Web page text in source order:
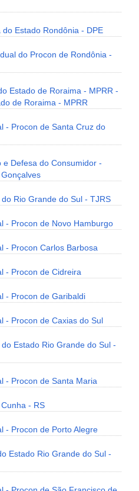
Estado Rondônia - DPE
do Procon de Rondônia -
Estado de Roraima - MPRR -
de Roraima - MPRR
- Procon de Santa Cruz do
e Defesa do Consumidor -
Rio Grande do Sul - TJRS
- Procon de Novo Hamburgo
- Procon Carlos Barbosa
- Procon de Cidreira
- Procon de Garibaldi
- Procon de Caxias do Sul
Estado Rio Grande do Sul -
- Procon de Santa Maria
- RS
- Procon de Porto Alegre
Estado Rio Grande do Sul -